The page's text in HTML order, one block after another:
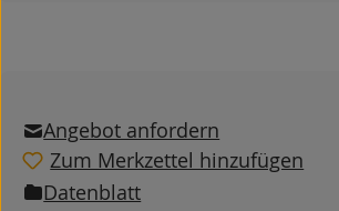
Angebot anfordern
Zum Merkzettel hinzufügen
Datenblatt